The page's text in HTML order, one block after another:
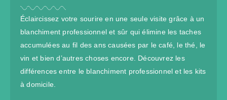
Éclaircissez votre sourire en une seule visite grâce à un
blanchiment professionnel et sûr qui élimine les taches
accumulées au fil des ans causées par le café, le thé, le
vin et bien d’autres choses encore. Découvrez les
différences entre le blanchiment professionnel et les kits
à domicile.